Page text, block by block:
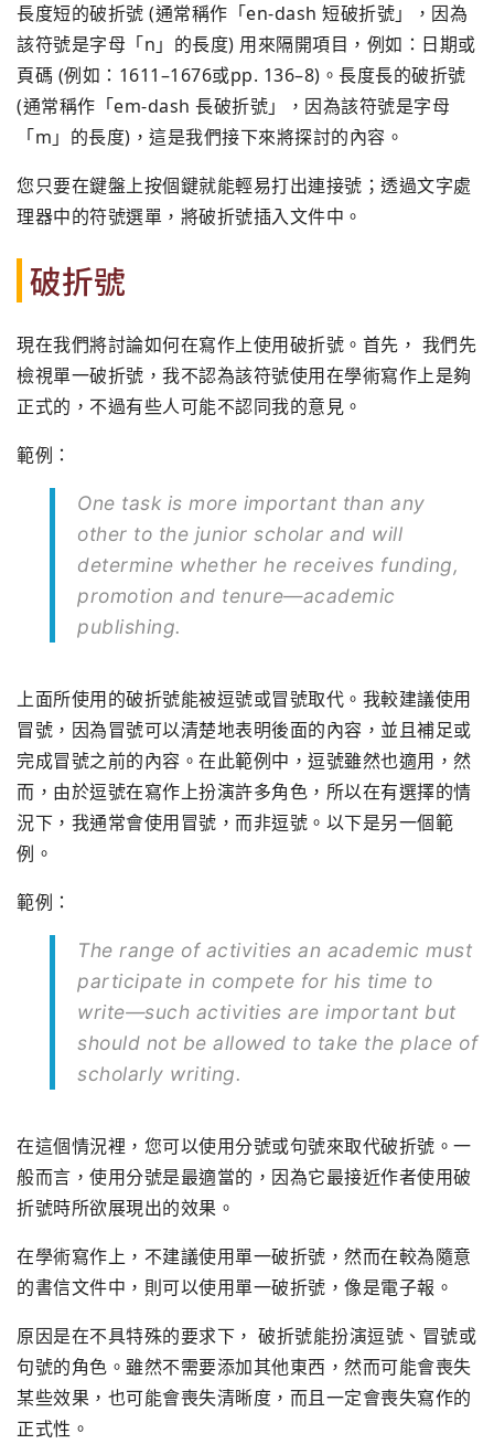
長度短的破折號 (通常稱作「en-dash 短破折號」，因為
該符號是字母「n」的長度) 用來隔開項目，例如：日期或
頁碼 (例如：1611–1676或pp. 136–8)。長度長的破折號
(通常稱作「em-dash 長破折號」，因為該符號是字母
「m」的長度)，這是我們接下來將探討的內容。
您只要在鍵盤上按個鍵就能輕易打出連接號；透過文字處
理器中的符號選單，將破折號插入文件中。
破折號
現在我們將討論如何在寫作上使用破折號。首先， 我們先
檢視單一破折號，我不認為該符號使用在學術寫作上是夠
正式的，不過有些人可能不認同我的意見。
範例：
One task is more important than any
other to the junior scholar and will
determine whether he receives funding,
promotion and tenure—academic
publishing.
上面所使用的破折號能被逗號或冒號取代。我較建議使用
冒號，因為冒號可以清楚地表明後面的內容，並且補足或
完成冒號之前的內容。在此範例中，逗號雖然也適用，然
而，由於逗號在寫作上扮演許多角色，所以在有選擇的情
況下，我通常會使用冒號，而非逗號。以下是另一個範
例。
範例：
The range of activities an academic must
participate in compete for his time to
write—such activities are important but
should not be allowed to take the place of
scholarly writing.
在這個情況裡，您可以使用分號或句號來取代破折號。一
般而言，使用分號是最適當的，因為它最接近作者使用破
折號時所欲展現出的效果。
在學術寫作上，不建議使用單一破折號，然而在較為隨意
的書信文件中，則可以使用單一破折號，像是電子報。
原因是在不具特殊的要求下， 破折號能扮演逗號、冒號或
句號的角色。雖然不需要添加其他東西，然而可能會喪失
某些效果，也可能會喪失清晰度，而且一定會喪失寫作的
正式性。